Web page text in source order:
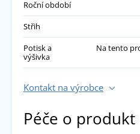
Roční období
Střih
Potisk a
výšivka
Na tento
Kontakt na výrobce
Péče o produkt